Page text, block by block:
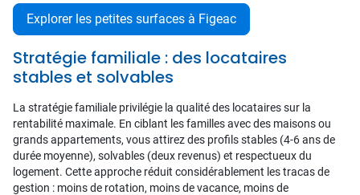
Explorer les petites surfaces à Figeac
Stratégie familiale : des locataires
stables et solvables
La stratégie familiale privilégie la qualité des locataires sur la
rentabilité maximale. En ciblant les familles avec des maisons ou
grands appartements, vous attirez des profils stables (4-6 ans de
durée moyenne), solvables (deux revenus) et respectueux du
logement. Cette approche réduit considérablement les tracas de
gestion : moins de rotation, moins de vacance, moins de